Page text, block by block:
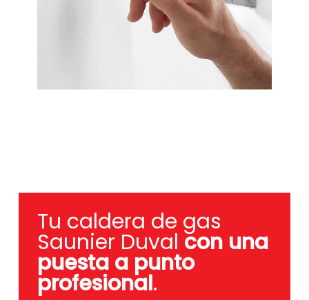
Tu caldera de gas
Saunier Duval con una
puesta a punto
profesional.